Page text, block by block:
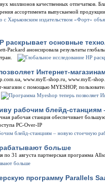
миллионов качественных отпечатков.
ассортимента выпускаемой
раскрывает основные
Packard анонсировала результаты
Интернет-
www.myE-shop.ru, www.myE-
магазин с помощью MYESHOP,
рабочим блейд-
рабочая станция обеспечивает
PC-Over-IP
больше
31 августа партнерская программа
программу Parallels